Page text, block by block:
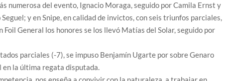
numerosa del evento, Ignacio Moraga, seguido por Camila Ernst y
y en Snipe, en calidad de invictos, con seis triunfos parciales,
General los honores se los llevó Matías del Solar, seguido por
parciales (-7), se impuso Benjamín Ugarte por sobre Genaro
en la última regata disputada.